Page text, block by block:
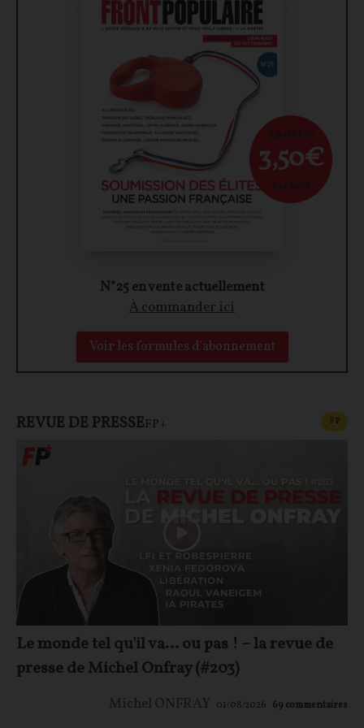
N°25 en vente actuellement
À commander ici
Voir les formules d'abonnement
À partir de
3,50€
par mois
REVUE DE PRESSEFP+ FP
Le monde tel qu'il va… ou pas ! – la revue de
presse de Michel Onfray (#203)
Michel ONFRAY 01/08/2026 69 commentaires